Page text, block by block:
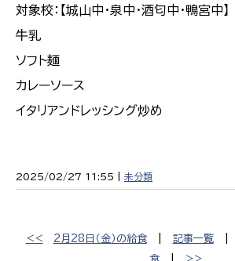
対象校：【城山中・泉中・酒匂中・鴨宮中】
牛乳
ソフト麺
カレーソース
イタリアンドレッシング炒め
2025/02/27 11:55 | 未分類
<< 2月28日（金）の給食| 記事一覧|
食
>>